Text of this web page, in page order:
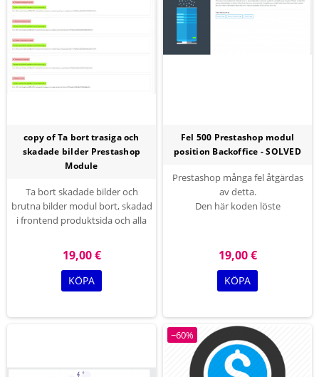
copy of Ta bort trasiga och
skadade bilder Prestashop
Module
Ta bort skadade bilder och
brutna bilder modul bort, skadad
i frontend produktsida och alla
snart bild. detta är bästa
modulen för att ersätta skadad
bild till professionell bild.
19,00 €
KÖPA
Fel 500 Prestashop modul
position Backoffice - SOLVED
Prestashop många fel åtgärdas
av detta.
Den här koden löste
fixade.
19,00 €
KÖPA
−60%